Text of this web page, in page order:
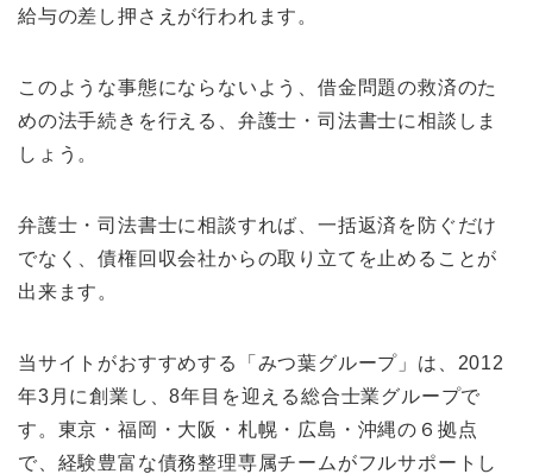
給与の差し押さえが行われます。
このような事態にならないよう、借金問題の救済のた
めの法手続きを行える、弁護士・司法書士に相談しま
しょう。
弁護士・司法書士に相談すれば、一括返済を防ぐだけ
でなく、債権回収会社からの取り立てを止めることが
出来ます。
当サイトがおすすめする「みつ葉グループ」は、2012
年3月に創業し、8年目を迎える総合士業グループで
す。東京・福岡・大阪・札幌・広島・沖縄の６拠点
で、経験豊富な債務整理専属チームがフルサポートし